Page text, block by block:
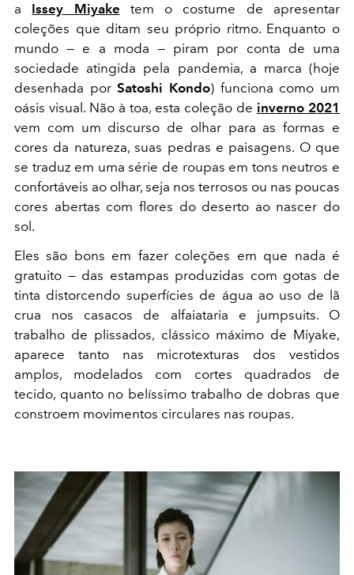
a Issey Miyake tem o costume de apresentar
coleções que ditam seu próprio ritmo. Enquanto o
mundo — e a moda — piram por conta de uma
sociedade atingida pela pandemia, a marca (hoje
desenhada porSatoshi Kondo) funciona como um
oásis visual. Não à toa, esta coleção de inverno 2021
vem com um discurso de olhar para as formas e
cores da natureza, suas pedras e paisagens. O que
se traduz em uma série de roupas em tons neutros e
confortáveis ao olhar, seja nos terrosos ou nas poucas
cores abertas com flores do deserto ao nascer do
sol.
Eles são bons em fazer coleções em que nada é
gratuito — das estampas produzidas com gotas de
tinta distorcendo superfícies de água ao uso de lã
crua nos casacos de alfaiataria e jumpsuits. O
trabalho de plissados, clássico máximo de Miyake,
aparece tanto nas microtexturas dos vestidos
amplos, modelados com cortes quadrados de
tecido, quanto no belíssimo trabalho de dobras que
constroem movimentos circulares nas roupas.